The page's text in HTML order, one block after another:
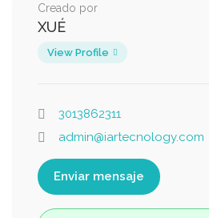
Creado por
XUÉ
View Profile
3013862311
admin@iartecnology.com
Enviar mensaje